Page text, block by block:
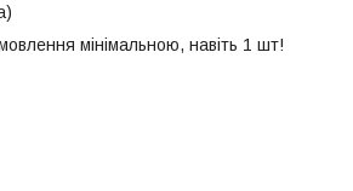
мінімальною, навіть 1 шт!